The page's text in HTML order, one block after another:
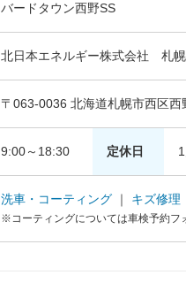
バードタウン西野SS
北日本エネルギー株式会社 札
〒063-0036 北海道札幌市西区
9:00～18:30 定休日
洗車・コーティング ｜ キズ修理
※コーティングについては車検予約フ